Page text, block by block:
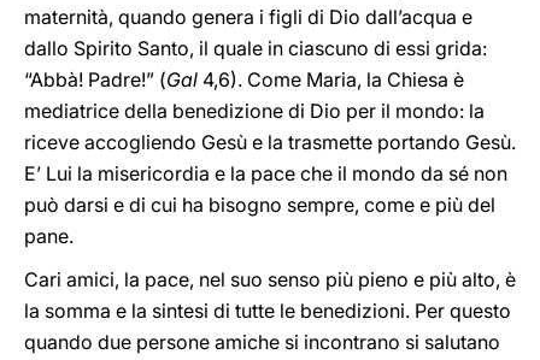
maternità, quando genera i figli di Dio dall’acqua e
dallo Spirito Santo, il quale in ciascuno di essi grida:
“Abbà! Padre!” (Gal 4,6). Come Maria, la Chiesa è
mediatrice della benedizione di Dio per il mondo: la
riceve accogliendo Gesù e la trasmette portando Gesù.
E’ Lui la misericordia e la pace che il mondo da sé non
può darsi e di cui ha bisogno sempre, come e più del
pane.
Cari amici, la pace, nel suo senso più pieno e più alto, è
la somma e la sintesi di tutte le benedizioni. Per questo
quando due persone amiche si incontrano si salutano